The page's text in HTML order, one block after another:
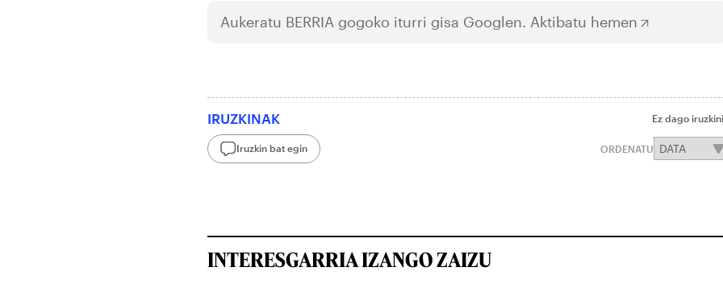
Aukeratu BERRIA gogoko iturri gisa Googlen. Aktibatu hemen
IRUZKINAK Ez dago
Iruzkin bat egin ORDENATU
INTERESGARRIA IZANGO ZAIZU